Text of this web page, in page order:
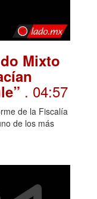
Mixto
. 04:57
de la Fiscalía
de los más